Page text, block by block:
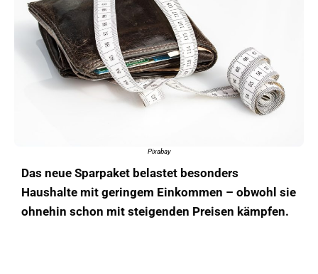
Pixabay
Das neue Sparpaket belastet besonders
Haushalte mit geringem Einkommen – obwohl sie
ohnehin schon mit steigenden Preisen kämpfen.